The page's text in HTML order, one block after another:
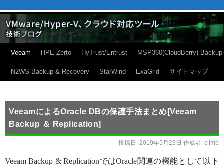
Veeam HPE Zerto HyTrust/Entrust MSP360(CloudBerry) Backup
N2WS Backup & Recovery StarWind ExaGrid サイトマップ
VeeamによるOracle DBの保護手法まとめ[Veeam
Backup ＆ Replication]
投稿日: 2019年5月23日 作成者: climb
Veeam Backup & ReplicationではOracle関連の機能として以下